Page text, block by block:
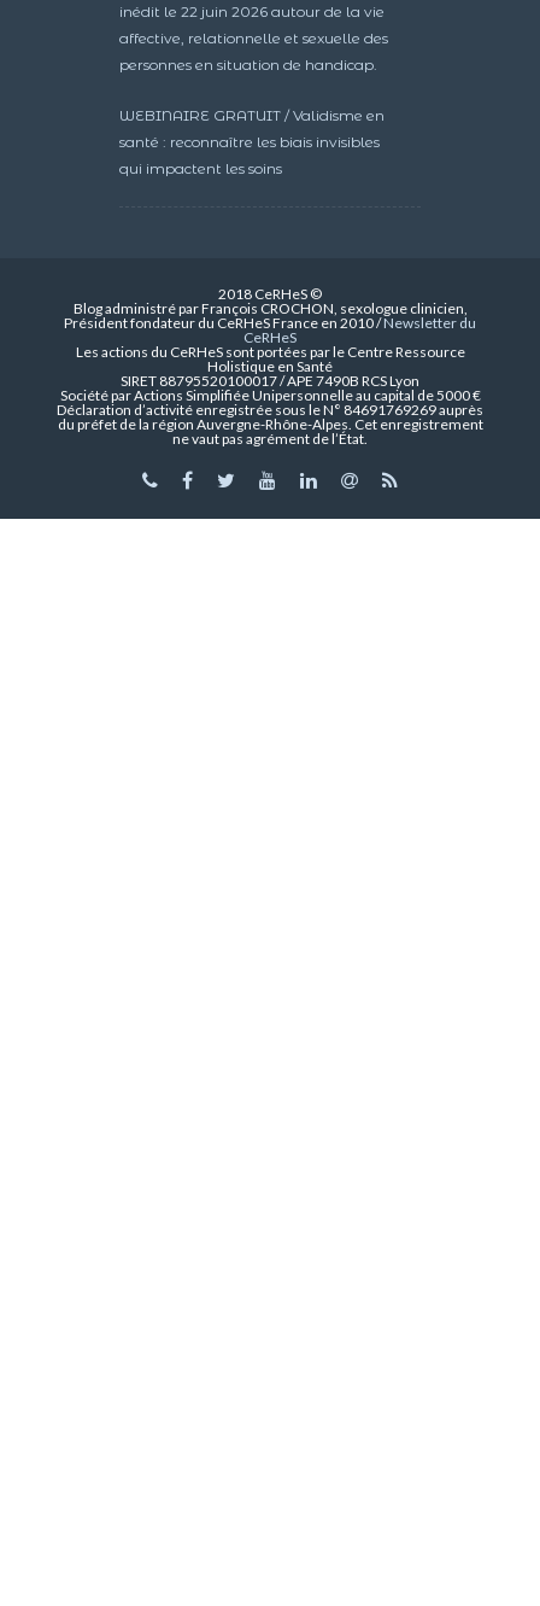
inédit le 22 juin 2026 autour de la vie
affective, relationnelle et sexuelle des
personnes en situation de handicap.
WEBINAIRE GRATUIT / Validisme en
santé : reconnaître les biais invisibles
qui impactent les soins
2018 CeRHeS ©
Blog administré par François CROCHON, sexologue clinicien,
Président fondateur du CeRHeS France en 2010 /Newsletter du
CeRHeS
Les actions du CeRHeS sont portées par le Centre Ressource
Holistique en Santé
SIRET 88795520100017 / APE 7490B RCS Lyon
Société par Actions Simplifiée Unipersonnelle au capital de 5000 €
Déclaration d’activité enregistrée sous le N° 84691769269 auprès
du préfet de la région Auvergne-Rhône-Alpes. Cet enregistrement
ne vaut pas agrément de l’État.